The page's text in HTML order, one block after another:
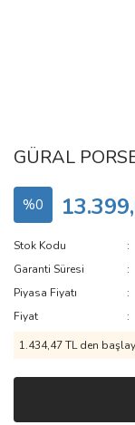
GÜRAL
%0
Stok Kodu
Garanti Süresi
Piyasa Fiyatı
Fiyat
1.434,47 TL den